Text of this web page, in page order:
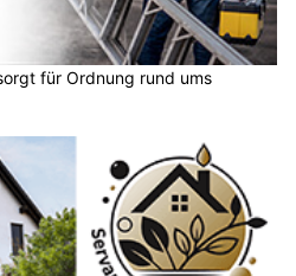
für Ordnung rund ums